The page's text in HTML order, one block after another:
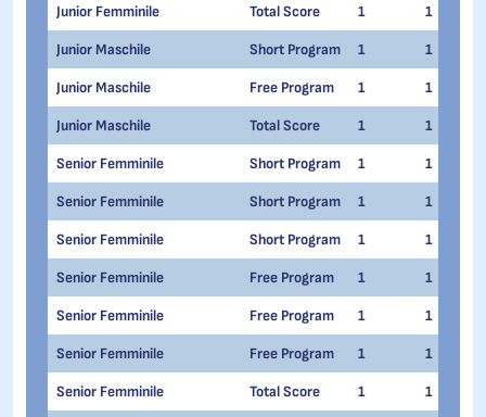
Junior Femminile Total Score 1 1
Junior Maschile Short Program 1 1
Junior Maschile Free Program 1 1
Junior Maschile Total Score 1 1
Senior Femminile Short Program 1 1
Senior Femminile Short Program 1 1
Senior Femminile Short Program 1 1
Senior Femminile Free Program 1 1
Senior Femminile Free Program 1 1
Senior Femminile Free Program 1 1
Senior Femminile Total Score 1 1